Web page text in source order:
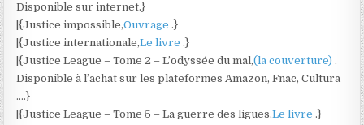
Disponible sur internet.}
|{Justice impossible,Ouvrage.}
|{Justice internationale,Le livre.}
|{Justice League – Tome 2 – L’odyssée du mal,(la couverture).
Disponible à l’achat sur les plateformes Amazon, Fnac, Cultura
….}
|{Justice League – Tome 5 – La guerre des ligues,Le livre.}